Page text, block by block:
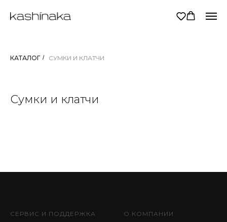
КАТАЛОГ / СУМКИ И КЛАТЧИ
Сумки и клатчи
СЕРВИС И ПОДДЕРЖКА О КОМПАНИИ